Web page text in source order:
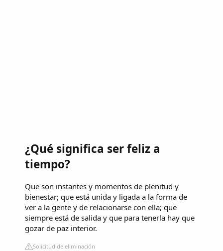
¿Qué significa ser feliz a
tiempo?
Que son instantes y momentos de plenitud y
bienestar; que está unida y ligada a la forma de
ver a la gente y de relacionarse con ella; que
siempre está de salida y que para tenerla hay que
gozar de paz interior.
Solicitud de eliminación